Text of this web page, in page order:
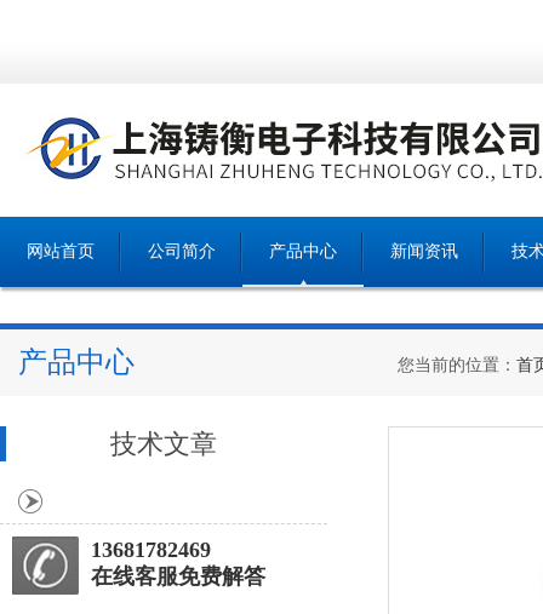
网站首页 公司简介 产品中心 新闻资讯 技
产品中心 您当前的位置： 首
技术文章
13681782469
在线客服免费解答